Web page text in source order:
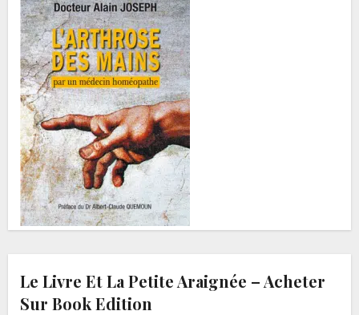
Le Livre Et La Petite Araignée – Acheter
Sur Book Edition